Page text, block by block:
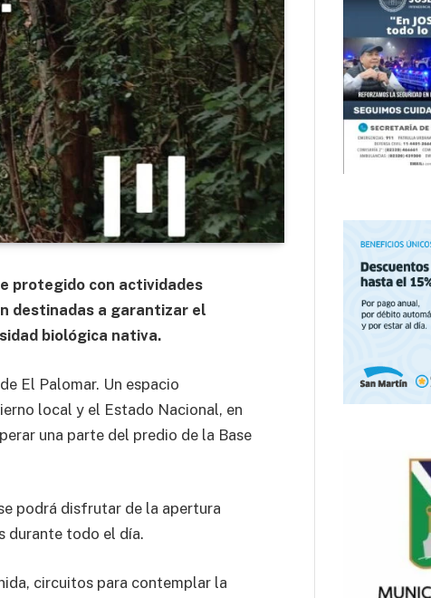
protegido con actividades
destinadas a garantizar el
biológica nativa.
El Palomar. Un espacio
local y el Estado Nacional, en
una parte del predio de la Base
podrá disfrutar de la apertura
durante todo el día.
circuitos para contemplar la